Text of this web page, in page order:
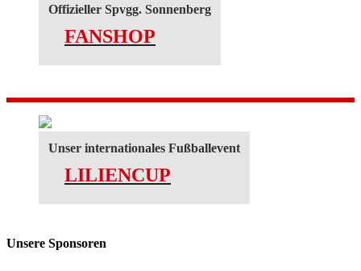
Offizieller Spvgg. Sonnenberg
FANSHOP
Unser internationales Fußballevent
LILIENCUP
Unsere Sponsoren